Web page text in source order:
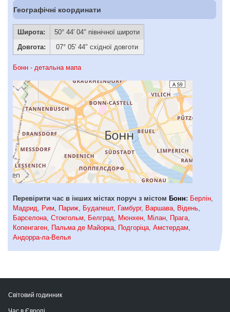
Географічні координати
Широта:
50° 44′ 04″ північної широти
Довгота:
07° 05′ 44″ східної довготи
Бонн - детальна мапа
Перевірити час в інших містах поруч з містом Бонн: Берлін
Мадрид
Рим Париж Будапешт, Гамбург, Варшава Відень
Барселона Стокгольм Белград Мюнхен Мілан Прага
Копенгаген
Пальма де Майорка Подгоріца Амстердам
Андорра-ла-Велья
Світовий годинник